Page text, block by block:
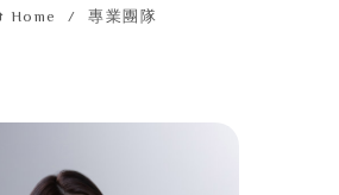
Home 專業團隊